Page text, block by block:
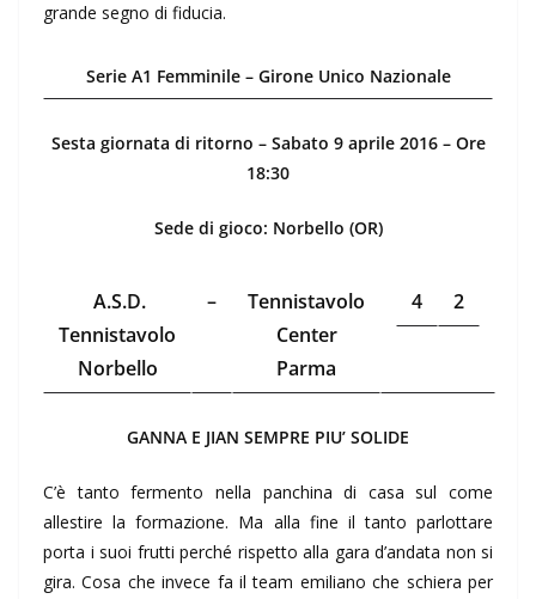
grande segno di fiducia.
Serie A1 Femminile – Girone Unico Nazionale
Sesta giornata di ritorno – Sabato 9 aprile 2016 – Ore
18:30
Sede di gioco: Norbello (OR)
A.S.D.
Tennistavolo
Norbello
–
Tennistavolo
Center
Parma
4 2
GANNA E JIAN SEMPRE PIU’ SOLIDE
C’è tanto fermento nella panchina di casa sul come
allestire la formazione. Ma alla fine il tanto parlottare
porta i suoi frutti perché rispetto alla gara d’andata non si
gira. Cosa che invece fa il team emiliano che schiera per